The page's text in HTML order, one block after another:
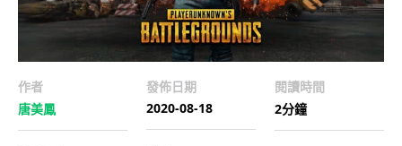
作者
唐美鳳
發佈日期
2020-08-18
閱讀時間
2分鐘